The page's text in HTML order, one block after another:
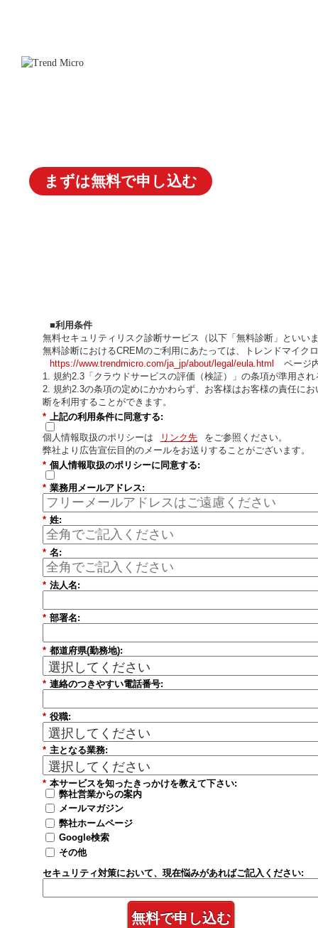
まずは無料で申し込む
■利用条件
無料セキュリティリスク診断サービス（以下「無料診断」とい
無料診断におけるCREMのご利用にあたっては、トレンドマイク
https://www.trendmicro.com/ja_jp/about/legal/eula.html
ページ
1. 規約2.3「クラウドサービスの評価（検証）」の条項が準用さ
2. 規約2.3の条項の定めにかかわらず、お客様はお客様の責任に
断を利用することができます。
*
上記の利用条件に同意する:
個人情報取扱のポリシーは
リンク先
をご参照ください。
弊社より広告宣伝目的のメールをお送りすることがございます。
* 個人情報取扱のポリシーに同意する:
* 業務用メールアドレス:
* 姓:
* 名:
* 法人名:
* 部署名:
* 都道府県(勤務地):
* 連絡のつきやすい電話番号:
* 役職:
* 主となる業務:
* 本サービスを知ったきっかけを教えて下さい:
弊社営業からの案内
メールマガジン
弊社ホームページ
Google検索
その他
セキュリティ対策において、現在悩みがあればご記入ください:
無料で申し込む